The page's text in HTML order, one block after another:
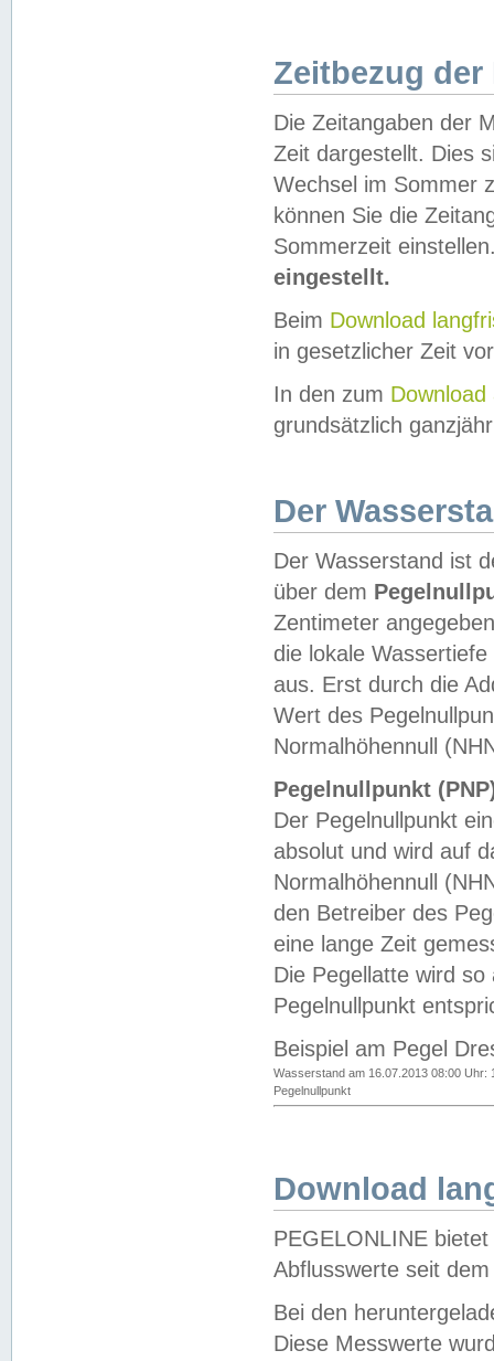
Zeitbezug der
Die Zeitangaben der
Zeit dargestellt. Dies
Wechsel im Sommer
können Sie die
Sommerzeit
eingestellt.
Beim Download
in gesetzlicher Zeit
In den zum Download
grundsätzlich
Der
Der Wasserstand ist
über dem
Zentimeter
die lokale
aus. Erst durch die
Wert des
Normalhöhennull
Pegelnullpunkt
Der Pegelnullpunkt
absolut und wird auf
Normalhöhennull
den Betreiber des
eine lange Zeit
Die Pegellatte wird
Pegelnullpunkt
Beispiel am Pegel
Wasserstand am 16.07.2013 08:00 Uhr:
Pegelnullpunkt
Download
PEGELONLINE
Abflusswerte seit
Bei den
Diese Messwerte